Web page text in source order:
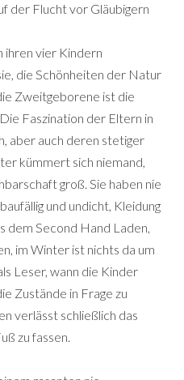
der Flucht vor Gläubigern
ihren vier Kindern
die Schönheiten der Natur
Zweitgeborene ist die
Faszination der Eltern in
aber auch deren stetiger
kümmert sich niemand,
groß. Sie haben nie
und undicht, Kleidung
dem Second Hand Laden,
im Winter ist nichts da um
Leser, wann die Kinder
Zustände in Frage zu
verlässt schließlich das
zu fassen.